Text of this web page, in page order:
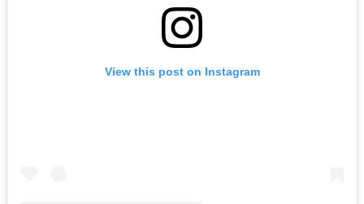
View this post on Instagram